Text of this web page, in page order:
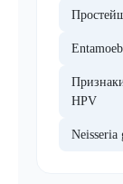
HPV
Neisseria